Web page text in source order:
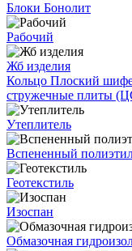
Блоки Бонолит
Рабочий
Жб изделия
Кольцо Плоский
стружечные плиты
Утеплитель
Вспененный
Геотекстиль
Изоспан
Обмазочная